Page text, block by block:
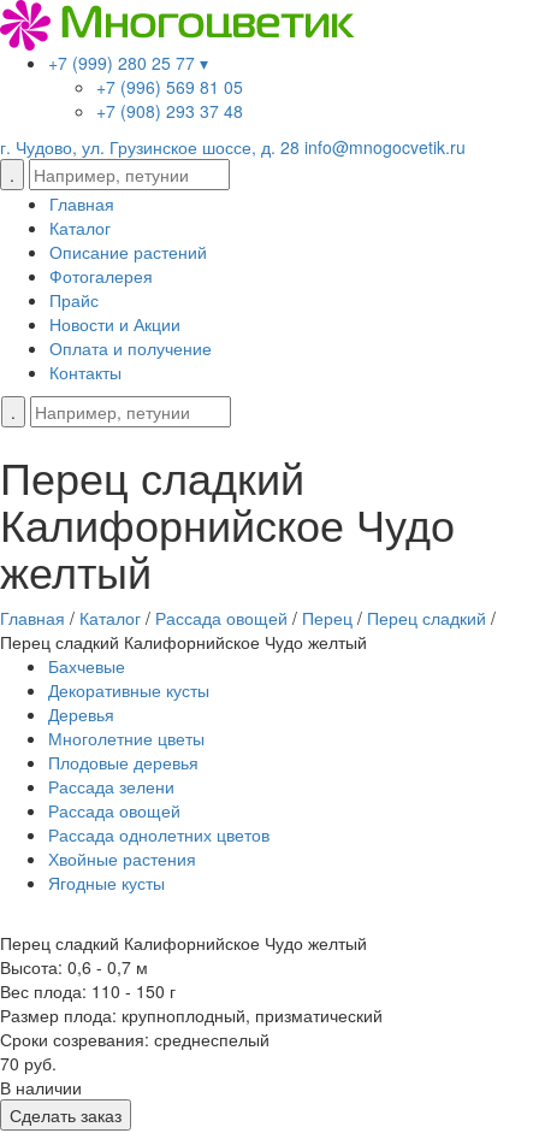
+7 (999) 280 25 77 ▾
+7 (996) 569 81 05
+7 (908) 293 37 48
г. Чудово, ул. Грузинское шоссе, д. 28 info@mnogocvetik.ru
Главная
Каталог
Описание растений
Фотогалерея
Прайс
Новости и Акции
Оплата и получение
Контакты
Перец сладкий
Калифорнийское Чудо
желтый
Главная / Каталог / Рассада овощей / Перец / Перец сладкий /
Перец сладкий Калифорнийское Чудо желтый
Бахчевые
Декоративные кусты
Деревья
Многолетние цветы
Плодовые деревья
Рассада зелени
Рассада овощей
Рассада однолетних цветов
Хвойные растения
Ягодные кусты
Перец сладкий Калифорнийское Чудо желтый
Высота: 0,6 - 0,7 м
Вес плода: 110 - 150 г
Размер плода: крупноплодный, призматический
Сроки созревания: среднеспелый
70 руб.
В наличии
Сделать заказ